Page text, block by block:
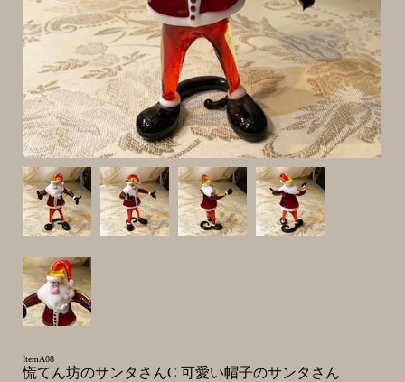
ItemA08
慌てん坊のサンタさんC 可愛い帽子のサンタさん